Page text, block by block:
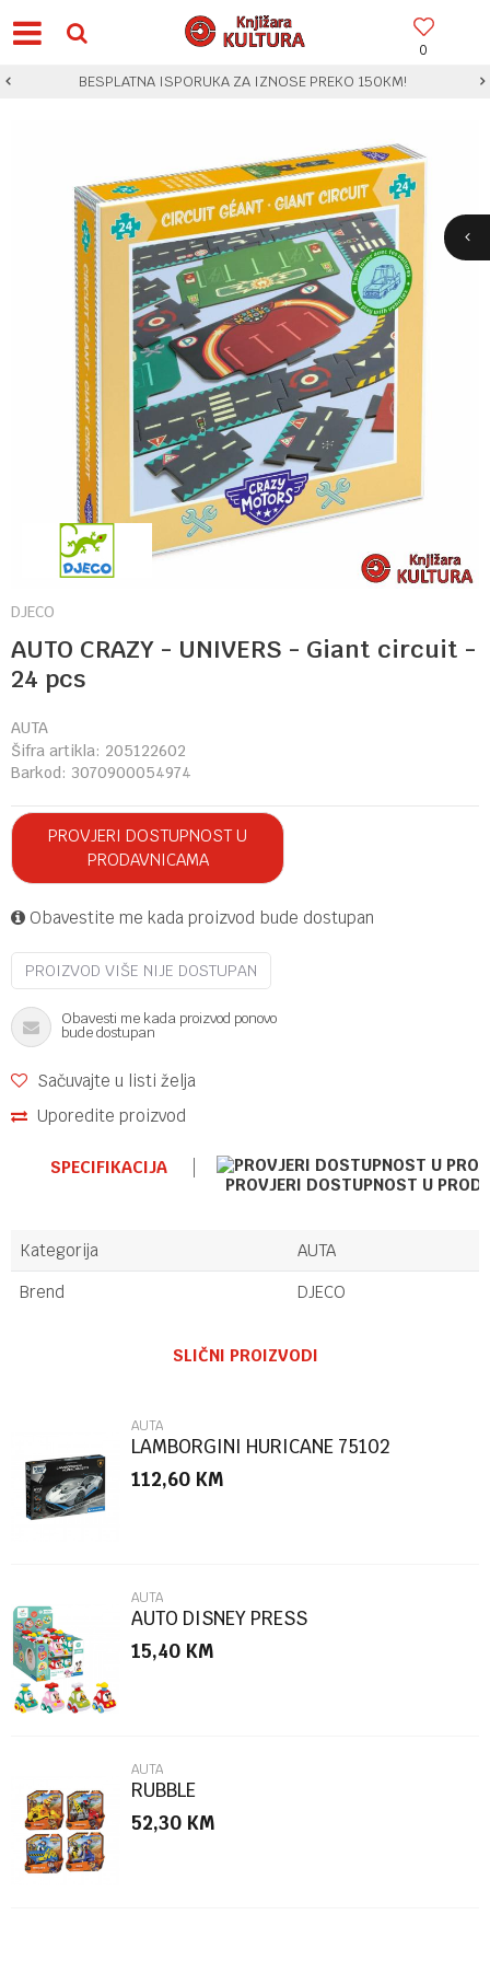
0
BESPLATNA ISPORUKA ZA IZNOSE PREKO 150KM!
DJECO
AUTO CRAZY - UNIVERS - Giant circuit -
24 pcs
AUTA
Šifra artikla: 205122602
Barkod: 3070900054974
PROVJERI DOSTUPNOST U
PRODAVNICAMA
Obavestite me kada proizvod bude dostupan
PROIZVOD VIŠE NIJE DOSTUPAN
Obavesti me kada proizvod ponovo
bude dostupan
Sačuvajte u listi želja
Uporedite proizvod
SPECIFIKACIJA
PROVJERI DOSTUPNOST U
Kategorija
AUTA
Brend
DJECO
Poruka
POŠALJI
SLIČNI PROIZVODI
AUTA
LAMBORGINI HURICANE 75102
112,60 KM
AUTA
AUTO DISNEY PRESS
15,40 KM
AUTA
RUBBLE
52,30 KM